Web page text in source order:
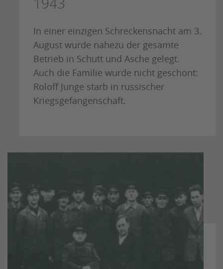
In einer einzigen Schreckensnacht am 3.
August wurde nahezu der gesamte
Betrieb in Schutt und Asche gelegt.
Auch die Familie wurde nicht geschont:
Roloff Junge starb in russischer
Kriegsgefangenschaft.